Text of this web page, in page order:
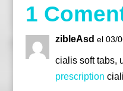
1
zibleAsd el 03/
cialis soft tabs,
prescription